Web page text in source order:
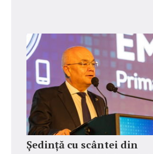
Ședință cu scântei din